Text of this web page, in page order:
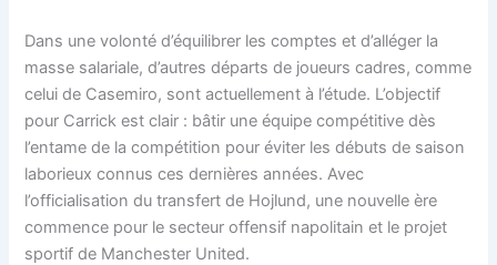
Dans une volonté d’équilibrer les comptes et d’alléger la
masse salariale, d’autres départs de joueurs cadres, comme
celui de Casemiro, sont actuellement à l’étude. L’objectif
pour Carrick est clair : bâtir une équipe compétitive dès
l’entame de la compétition pour éviter les débuts de saison
laborieux connus ces dernières années. Avec
l’officialisation du transfert de Hojlund, une nouvelle ère
commence pour le secteur offensif napolitain et le projet
sportif de Manchester United.